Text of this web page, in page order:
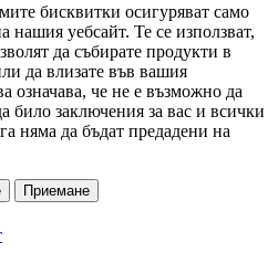
бисквитки осигуряват само
уебсайт. Те се използват,
да събирате продукти в
да влизате във вашия
означава, че не е възможно да
било заключения за вас и всички
няма да бъдат предадени на
Приемане